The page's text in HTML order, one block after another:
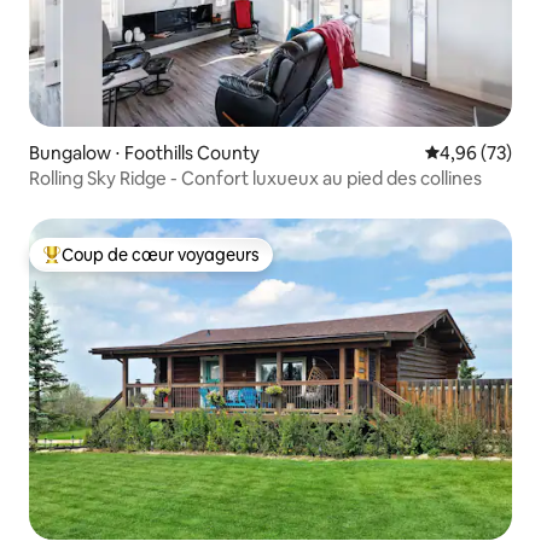
Bungalow ⋅ Foothills County Évaluation
4,96 (73)
Rolling Sky Ridge - Confort luxueux au pied des collines
Coups de cœur voyageurs les plus appréciés
Coup de cœur voyageurs